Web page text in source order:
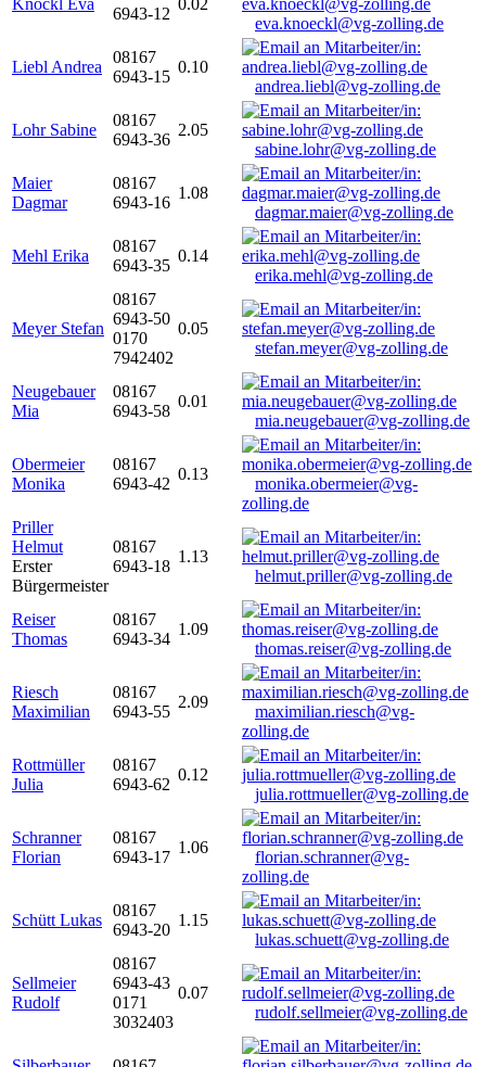
Knöckl Eva
6943-12
0.02
eva.knoeckl@vg-zolling.de
Liebl Andrea
08167
6943-15
0.10
andrea.liebl@vg-zolling.de
Lohr Sabine
08167
6943-36
2.05
sabine.lohr@vg-zolling.de
Maier
Dagmar
08167
6943-16
1.08
dagmar.maier@vg-zolling.de
Mehl Erika
08167
6943-35
0.14
erika.mehl@vg-zolling.de
Meyer Stefan
08167
6943-50
0170
7942402
0.05
stefan.meyer@vg-zolling.de
Neugebauer
Mia
08167
6943-58
0.01
mia.neugebauer@vg-zolling.de
Obermeier
Monika
08167
6943-42
0.13
monika.obermeier@vg-
zolling.de
Priller
Helmut
Erster
Bürgermeister
08167
6943-18
1.13
helmut.priller@vg-zolling.de
Reiser
Thomas
08167
6943-34
1.09
thomas.reiser@vg-zolling.de
Riesch
Maximilian
08167
6943-55
2.09
maximilian.riesch@vg-
zolling.de
Rottmüller
Julia
08167
6943-62
0.12
julia.rottmueller@vg-zolling.de
Schranner
Florian
08167
6943-17
1.06
florian.schranner@vg-
zolling.de
Schütt Lukas
08167
6943-20
1.15
lukas.schuett@vg-zolling.de
Sellmeier
Rudolf
08167
6943-43
0171
3032403
0.07
rudolf.sellmeier@vg-zolling.de